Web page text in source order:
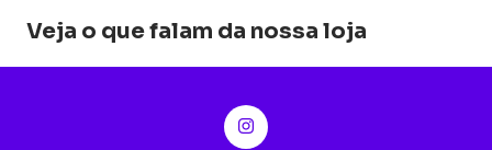
Veja o que falam da nossa loja